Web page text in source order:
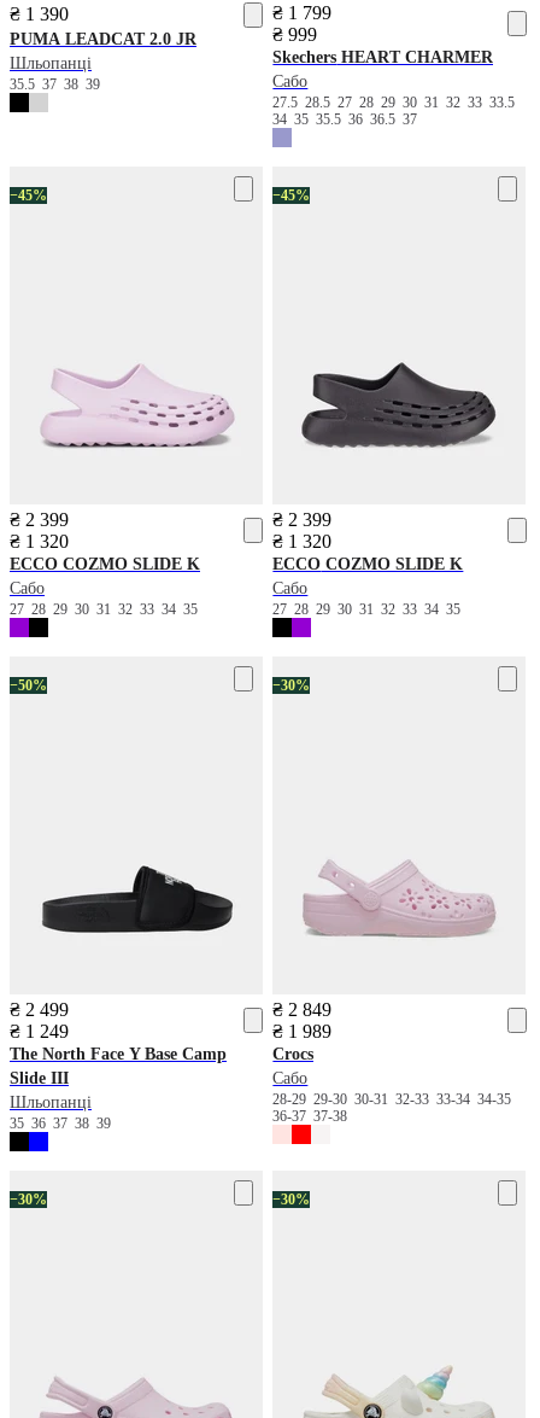
₴ 1 390
PUMA LEADCAT 2.0 JR
Шльопанці
35.5 37 38 39
₴ 1 799
₴ 999
Skechers HEART CHARMER
Сабо
27.528.52728293031323333.5
343535.53636.537
−45%
₴ 2 399
₴ 1 320
ECCO COZMO SLIDE K
Сабо
27 28 29 30 31 32 33 34 35
−45%
₴ 2 399
₴ 1 320
ECCO COZMO SLIDE K
Сабо
272829303132333435
−50%
₴ 2 499
₴ 1 249
The North Face Y Base Camp
Slide III
Шльопанці
35 36 37 38 39
−30%
₴ 2 849
₴ 1 989
Crocs
Сабо
28-2929-3030-3132-3333-3434-35
36-3737-38
−30% −30%